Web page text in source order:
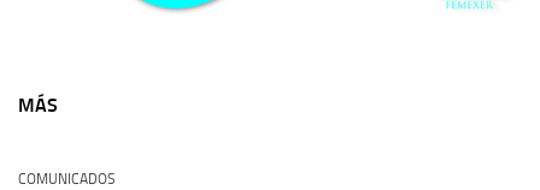
MÁS
COMUNICADOS